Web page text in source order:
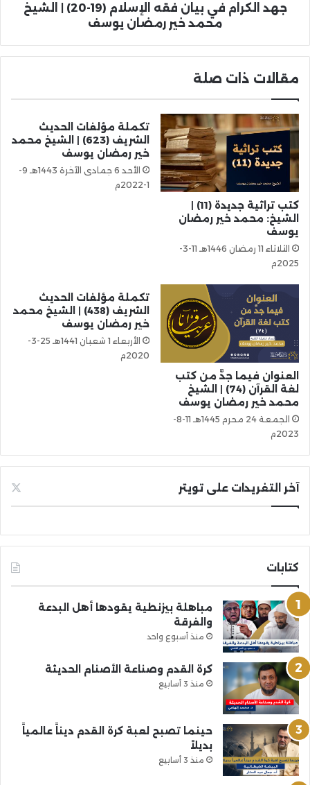
جهد الكرام في بيان فقه الإسلام (19-20) | الشيخ
محمد خير رمضان يوسف
مقالات ذات صلة
كتب تراثية جديدة (11) |
الشيخ: محمد خير رمضان
يوسف
الثلاثاء 11 رمضان 1446هـ 11-3-
2025م
تكملة مؤلفات الحديث
الشريف (623) | الشيخ محمد
خير رمضان يوسف
الأحد 6 جمادى الآخرة 1443هـ 9-
1-2022م
العنوان فيما جدَّ من كتب
لغة القرآن (74) | الشيخ
محمد خير رمضان يوسف
الجمعة 24 محرم 1445هـ 11-8-
2023م
تكملة مؤلفات الحديث
الشريف (438) | الشيخ محمد
خير رمضان يوسف
الأربعاء 1 شعبان 1441هـ 25-3-
2020م
آخر التغريدات على تويتر
كتابات
مباهلة بيزنطية يقودها أهل البدعة
والفرقة
منذ أسبوع واحد
كرة القدم وصناعة الأصنام الحديثة
منذ 3 أسابيع
حينما تصبح لعبة كرة القدم ديناً عالمياً
بديلاً
منذ 3 أسابيع